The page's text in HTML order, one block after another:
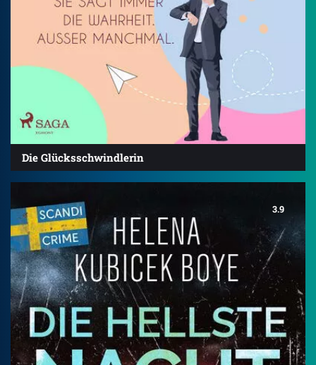
Die Glücksschwindlerin
3.9